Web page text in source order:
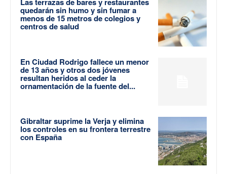
quedarán sin humo y sin fumar a
menos de 15 metros de colegios y
centros de salud
En Ciudad Rodrigo fallece un menor
de 13 años y otros dos jóvenes
resultan heridos al ceder la
ornamentación de la fuente del...
Gibraltar suprime la Verja y elimina
los controles en su frontera terrestre
con España